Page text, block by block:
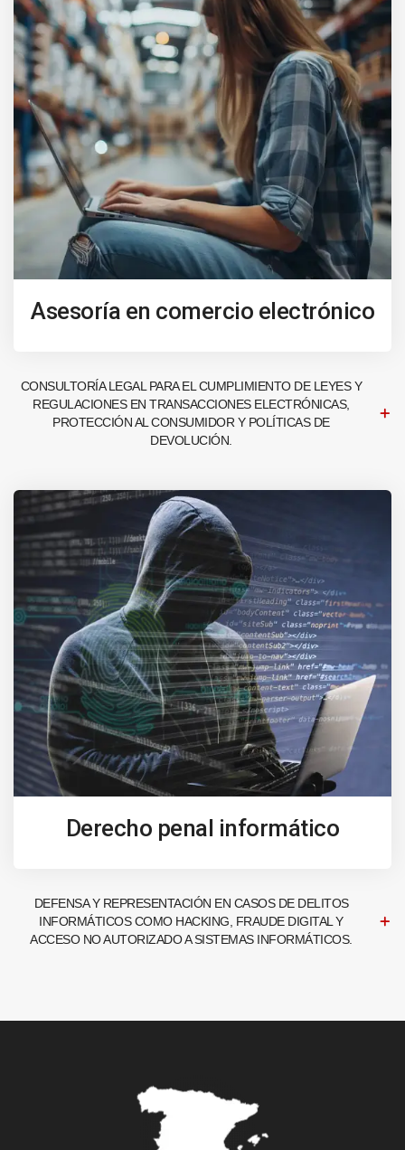
Asesoría en comercio electrónico
CONSULTORÍA LEGAL PARA EL CUMPLIMIENTO DE LEYES Y
REGULACIONES EN TRANSACCIONES ELECTRÓNICAS,
PROTECCIÓN AL CONSUMIDOR Y POLÍTICAS DE
DEVOLUCIÓN.
Derecho penal informático
DEFENSA Y REPRESENTACIÓN EN CASOS DE DELITOS
INFORMÁTICOS COMO HACKING, FRAUDE DIGITAL Y
ACCESO NO AUTORIZADO A SISTEMAS INFORMÁTICOS.